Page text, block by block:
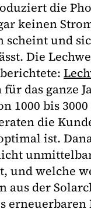
die
keinen
scheint und
Die
das ganze
1000 bis
die
ist.
und welche
aus der
erneuerbaren